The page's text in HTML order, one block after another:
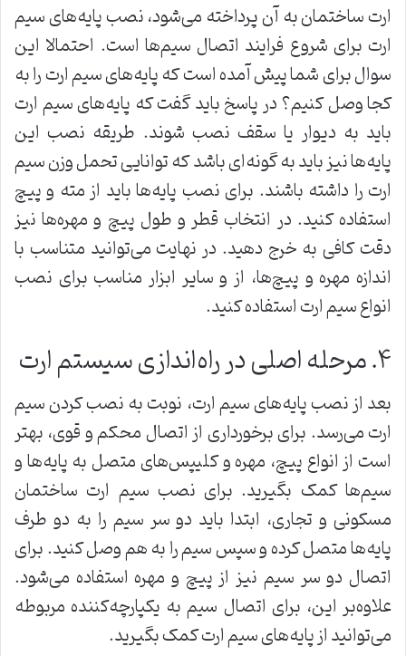
ارت ساختمان به آن پرداخته می‌شود، نصب پایه‌های سیم
ارت برای شروع فرایند اتصال سیم‌ها است. احتمالا این
سوال برای شما پیش آمده است که پایه‌های سیم ارت را به
کجا وصل کنیم؟ در پاسخ باید گفت که پایه‌های سیم ارت
باید به دیوار یا سقف نصب شوند. طریقه نصب این
پایه‌ها نیز باید به گونه‌ای باشد که توانایی تحمل وزن سیم
ارت را داشته باشند. برای نصب پایه‌ها باید از مته و پیچ
استفاده کنید. در انتخاب قطر و طول پیچ و مهره‌ها نیز
دقت کافی به خرج دهید. در نهایت می‌توانید متناسب با
اندازه مهره و پیچ‌ها، از و سایر ابزار مناسب برای نصب
انواع سیم ارت استفاده کنید.
۴. مرحله اصلی در راه‌اندازی سیستم ارت
بعد از نصب پایه‌های سیم ارت، نوبت به نصب کردن سیم
ارت می‌رسد. برای برخورداری از اتصال محکم و قوی، بهتر
است از انواع پیچ، مهره و کلیپس‌های متصل به پایه‌ها و
سیم‌ها کمک بگیرید. برای نصب سیم ارت ساختمان
مسکونی و تجاری، ابتدا باید دو سر سیم را به دو طرف
پایه‌ها متصل کرده و سپس سیم را به هم وصل کنید. برای
اتصال دو سر سیم نیز از پیچ و مهره استفاده می‌شود.
علاوه‌بر این، برای اتصال سیم به یکپارچه‌کننده مربوطه
می‌توانید از پایه‌های سیم ارت کمک بگیرید.